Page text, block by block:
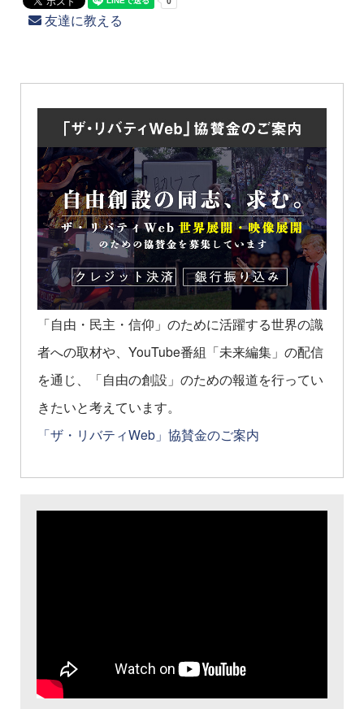
友達に教える
「自由・民主・信仰」のために活躍する世界の識
者への取材や、YouTube番組「未来編集」の配信
を通じ、「自由の創設」のための報道を行ってい
きたいと考えています。
「ザ・リバティWeb」協賛金のご案内